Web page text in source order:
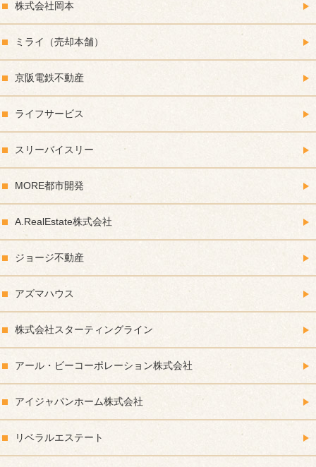
株式会社岡本
ミライ（売却本舗）
京阪電鉄不動産
ライフサービス
スリーバイスリー
MORE都市開発
A.RealEstate株式会社
ジョージ不動産
アズマハウス
株式会社スターティングライン
アール・ビーコーポレーション株式会社
アイジャパンホーム株式会社
リベラルエステート